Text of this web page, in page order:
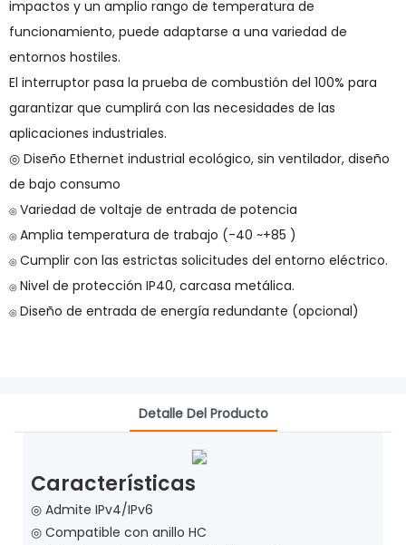
impactos y un amplio rango de temperatura de
funcionamiento, puede adaptarse a una variedad de
entornos hostiles.
El interruptor pasa la prueba de combustión del 100% para
garantizar que cumplirá con las necesidades de las
aplicaciones industriales.
◎ Diseño Ethernet industrial ecológico, sin ventilador, diseño
de bajo consumo
◎ Variedad de voltaje de entrada de potencia
◎ Amplia temperatura de trabajo (-40 ~+85 )
◎ Cumplir con las estrictas solicitudes del entorno eléctrico.
◎ Nivel de protección IP40, carcasa metálica.
◎ Diseño de entrada de energía redundante (opcional)
Detalle Del Producto
Características
◎ Admite IPv4/IPv6
◎ Compatible con anillo HC